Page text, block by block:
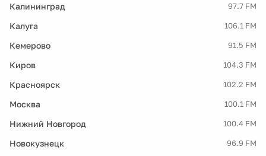
Калининград 97.7 FM
Калуга 106.1 FM
Кемерово 91.5 FM
Киров 104.3 FM
Красноярск 102.2 FM
Москва 100.1 FM
Нижний Новгород 100.4 FM
Новокузнецк 96.9 FM